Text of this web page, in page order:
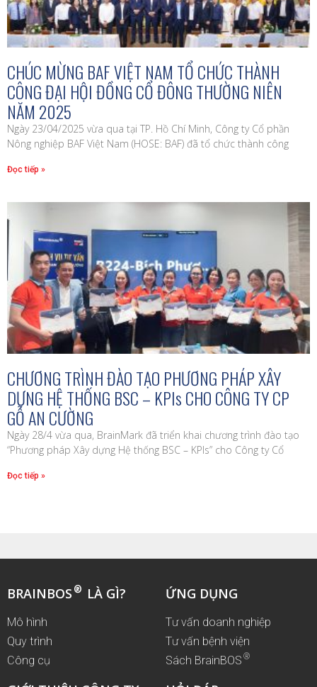
CHÚC MỪNG BAF VIỆT NAM TỔ CHỨC THÀNH
CÔNG ĐẠI HỘI ĐỒNG CỔ ĐÔNG THƯỜNG NIÊN
NĂM 2025
Ngày 23/04/2025 vừa qua tại TP. Hồ Chí Minh, Công ty Cổ phần
Nông nghiệp BAF Việt Nam (HOSE: BAF) đã tổ chức thành công
Đọc tiếp »
CHƯƠNG TRÌNH ĐÀO TẠO PHƯƠNG PHÁP XÂY
DỰNG HỆ THỐNG BSC – KPIs CHO CÔNG TY CP
GỖ AN CƯỜNG
Ngày 28/4 vừa qua, BrainMark đã triển khai chương trình đào tạo
“Phương pháp Xây dựng Hệ thống BSC – KPIs” cho Công ty Cổ
Đọc tiếp »
BRAINBOS ® LÀ GÌ?
Mô hình
Quy trình
Công cụ
ỨNG DỤNG
Tư vấn doanh nghiệp
Tư vấn bệnh viện
Sách BrainBOS ®